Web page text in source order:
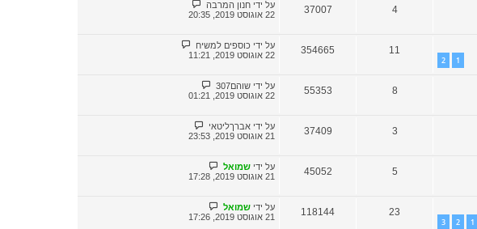
4
37007 על ידי חנון המרבה
22 אוגוסט 2019, 20:35
1
2
11
354665 על ידי כוספים למשיח
22 אוגוסט 2019, 11:21
8
55353 על ידי שוהם307
22 אוגוסט 2019, 01:21
3
37409 על ידי אברךליטאי
21 אוגוסט 2019, 23:53
5
45052 על ידי שמואל
21 אוגוסט 2019, 17:28
1
2
3
23
118144 על ידי שמואל
21 אוגוסט 2019, 17:26